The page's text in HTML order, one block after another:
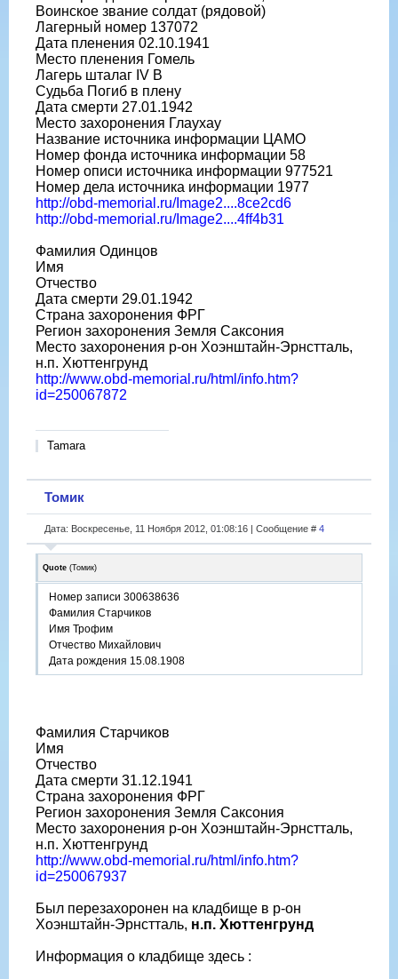
Воинское звание солдат (рядовой)
Лагерный номер 137072
Дата пленения 02.10.1941
Место пленения Гомель
Лагерь шталаг IV B
Судьба Погиб в плену
Дата смерти 27.01.1942
Место захоронения Глаухау
Название источника информации ЦАМО
Номер фонда источника информации 58
Номер описи источника информации 977521
Номер дела источника информации 1977
http://obd-memorial.ru/Image2....8ce2cd6
http://obd-memorial.ru/Image2....4ff4b31
Фамилия Одинцов
Имя
Отчество
Дата смерти 29.01.1942
Страна захоронения ФРГ
Регион захоронения Земля Саксония
Место захоронения р-он Хоэнштайн-Эрнстталь,
н.п. Хюттенгрунд
http://www.obd-memorial.ru/html/info.htm?
id=250067872
Tamara
Томик
Дата: Воскресенье, 11 Ноября 2012, 01:08:16 | Сообщение # 4
Quote (Томик)
Номер записи 300638636
Фамилия Старчиков
Имя Трофим
Отчество Михайлович
Дата рождения 15.08.1908
Фамилия Старчиков
Имя
Отчество
Дата смерти 31.12.1941
Страна захоронения ФРГ
Регион захоронения Земля Саксония
Место захоронения р-он Хоэнштайн-Эрнстталь,
н.п. Хюттенгрунд
http://www.obd-memorial.ru/html/info.htm?
id=250067937
Был перезахоронен на кладбище в р-он
Хоэнштайн-Эрнстталь, н.п. Хюттенгрунд
Информация о кладбище здесь :